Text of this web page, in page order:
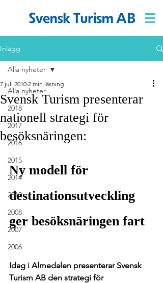
Inlägg
Alla nyheter
2018
2017
2016
2015
2014
2010
2008
2007
2006
Alla nyheter
Svensk Turism presenterar
nationell strategi för
besöksnäringen:
7 juli 2010 2 min läsning
Ny modell för
destinationsutveckling
ger besöksnäringen fart
Idag i Almedalen presenterar Svensk
Turism AB den strategi för